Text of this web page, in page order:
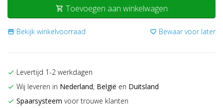
shopping_cart Toevoegen aan winkelwagen
storefront Bekijk winkelvoorraad favorite_border Bewaar voor later
check Levertijd 1-2 werkdagen
check Wij leveren in Nederland, België en Duitsland
check Spaarsysteem voor trouwe klanten